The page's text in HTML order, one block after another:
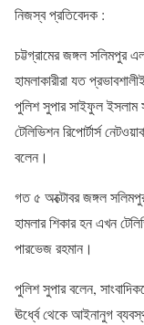
নিজস্ব প্রতিবেদক :
চট্টগ্রামের জঙ্গল সলিমপুর
হামলাকারীরা যত
পুলিশ সুপার সাইফুল ইসলাম
টেলিভিশন রিপোর্টার্স
বলেন।
গত ৫ অক্টোবর জঙ্গল
হামলার শিকার হন এখন
পারভেজ রহমান।
পুলিশ সুপার বলেন,
ঊর্ধ্বে থেকে আইনানুগ